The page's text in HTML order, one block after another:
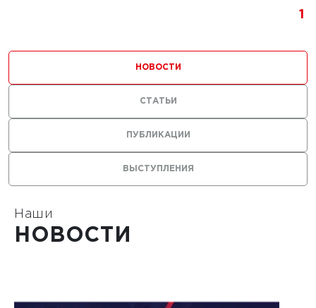
1
ВЫСТУПЛЕНИЯ
ПУБЛИКАЦИИ
НОВОСТИ
СТАТЬИ
Наши
НОВОСТИ